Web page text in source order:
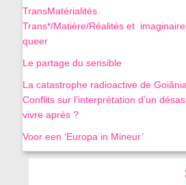
TransMatérialités
Trans*/Matière/Réalités et
queer
Le partage du sensible
La catastrophe radioactive de
Conflits sur l’interprétation d’un
vivre après ?
Voor een ‘Europa in Mineur’